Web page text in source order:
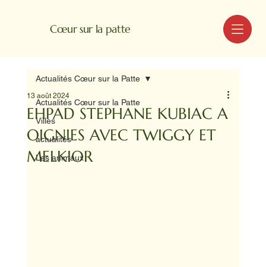
Cœur sur la patte MENU
Actualités Cœur sur la Patte
Villes
actualités
Les animaux
Actualités Cœur sur la Patte
EHPAD STEPHANE KUBIAC A
OIGNIES AVEC TWIGGY ET
MELKIOR
13 août 2024